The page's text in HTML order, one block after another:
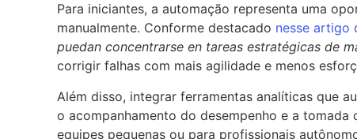
Para iniciantes, a automação representa uma
manualmente. Conforme destacado nesse artigo
puedan concentrarse en tareas estratégicas de
corrigir falhas com mais agilidade e menos
Além disso, integrar ferramentas analíticas que
o acompanhamento do desempenho e a tomada
equipes pequenas ou para profissionais